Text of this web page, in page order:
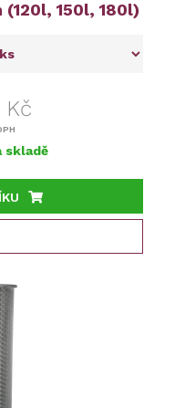
150l, 180l)
Kč
skladě